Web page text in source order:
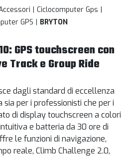
Ciclocomputer Gps
GPS
BRYTON
GPS touchscreen con
Track e Group Ride
dagli standard di eccellenza
sia per i professionisti che per i
di display touchscreen a colori
e batteria da 30 ore di
le funzioni di navigazione,
reale, Climb Challenge 2.0,